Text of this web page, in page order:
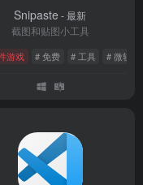
Snipaste - 最新
截图和贴图小工具
游戏 # 免费 # 工具 # 微软